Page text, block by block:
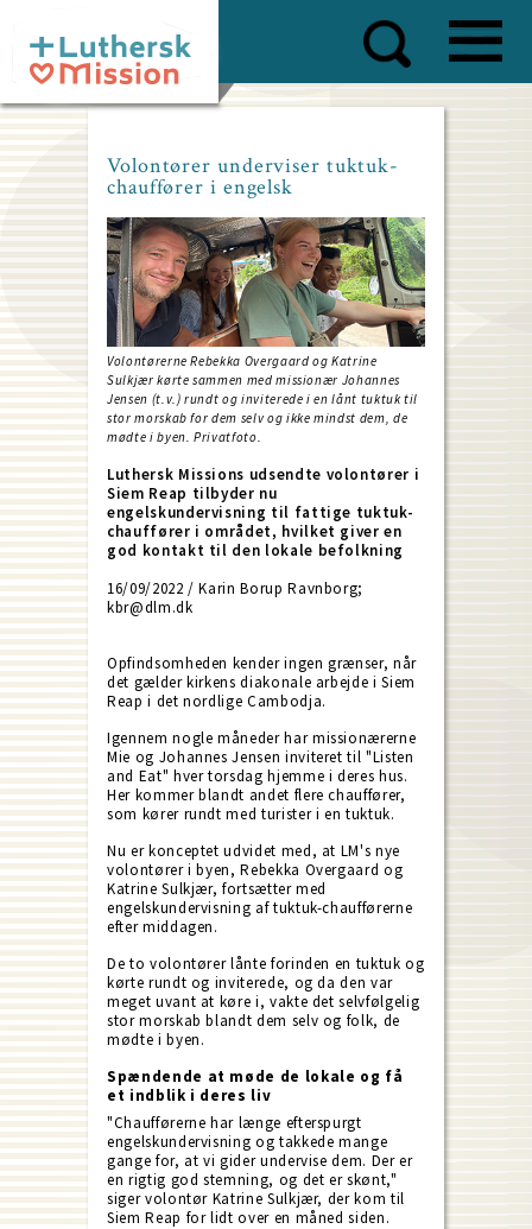
main
content
Volontører underviser tuktuk-
chauffører i engelsk
Volontørerne Rebekka Overgaard og Katrine
Sulkjær kørte sammen med missionær Johannes
Jensen (t.v.) rundt og inviterede i en lånt tuktuk til
stor morskab for dem selv og ikke mindst dem, de
mødte i byen. Privatfoto.
Luthersk Missions udsendte volontører i
Siem Reap tilbyder nu
engelskundervisning til fattige tuktuk-
chauffører i området, hvilket giver en
god kontakt til den lokale befolkning
16/09/2022 / Karin Borup Ravnborg;
kbr@dlm.dk
Opfindsomheden kender ingen grænser, når
det gælder kirkens diakonale arbejde i Siem
Reap i det nordlige Cambodja.
Igennem nogle måneder har missionærerne
Mie og Johannes Jensen inviteret til "Listen
and Eat" hver torsdag hjemme i deres hus.
Her kommer blandt andet flere chauffører,
som kører rundt med turister i en tuktuk.
Nu er konceptet udvidet med, at LM's nye
volontører i byen, Rebekka Overgaard og
Katrine Sulkjær, fortsætter med
engelskundervisning af tuktuk-chaufførerne
efter middagen.
De to volontører lånte forinden en tuktuk og
kørte rundt og inviterede, og da den var
meget uvant at køre i, vakte det selvfølgelig
stor morskab blandt dem selv og folk, de
mødte i byen.
Spændende at møde de lokale og få
et indblik i deres liv
"Chaufførerne har længe efterspurgt
engelskundervisning og takkede mange
gange for, at vi gider undervise dem. Der er
en rigtig god stemning, og det er skønt,"
siger volontør Katrine Sulkjær, der kom til
Siem Reap for lidt over en måned siden.